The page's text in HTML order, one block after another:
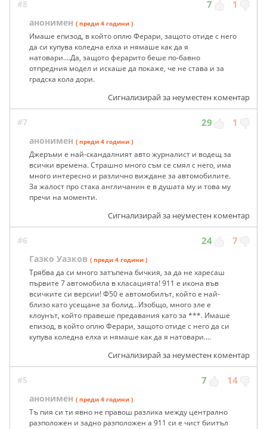
#8 7 1
анонимен ( преди 4 години )
Имаше епизод, в който оплю Ферари, защото отиде с него
да си купува коледна елха и нямаше как да я
натовари....Да, защото ферарито беше по-бавно
отпредния модел и искаше да покаже, че не става и за
градска кола дори.
Сигнализирай за неуместен коментар
#7 29 1
анонимен ( преди 4 години )
Джеръми е най-скандалният авто журналист и водещ за
всички времена. Страшно много съм се смял с него, има
много интересно и различно виждане за автомобилите.
За жалост про стака англичанин е в душата му и това му
пречи на моменти.
Сигнализирай за неуместен коментар
#6 24 7
Газко Уазков ( преди 4 години )
Трябва да си много затъпена бичкия, за да не харесаш
първите 7 автомобила в класацията! 911 е икона във
всичките си версии! Ф50 е автомобилът, който е най-
близо като усещане за болид...Изобщо, много зле е
клоунът, който правеше предавания като за ***. Имаше
епизод, в който оплю Ферари, защото отиде с него да си
купува коледна елха и нямаше как да я натовари....
Сигнализирай за неуместен коментар
#5 7 14
анонимен ( преди 4 години )
Тъ пия си ти явно не правош разлика между централно
разположен и задно разположен а 911 си е чист биитъл